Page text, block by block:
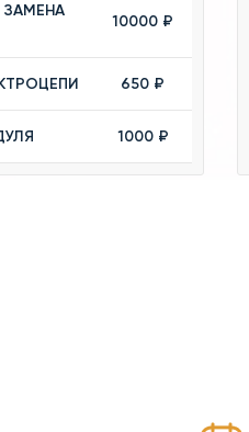
10000 ₽
650 ₽
1000 ₽